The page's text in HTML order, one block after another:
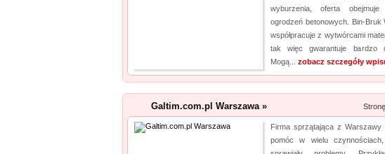
wyburzenia, oferta
ogrodzeń betonowych. Bin-Bruk
współpracuje z wytwórcami
tak więc gwarantuje bardzo
Mogą... zobacz szczegóły
Galtim.com.pl Warszawa »
Firma sprzątająca z Warszawy
pomóc w wielu